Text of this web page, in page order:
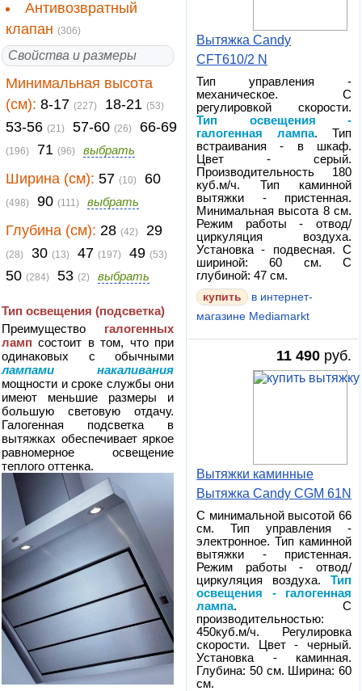
Антивозвратный
клапан (306)
Свойства и размеры
Минимальная высота
(см): 8-17 (227) 18-21 (53)
53-56 (21) 57-60 (26) 66-69
(196) 71 (96) выбрать
Ширина (см): 57 (10) 60
(498) 90 (111) выбрать
Глубина (см): 28 (42) 29
(28) 30 (13) 47 (197) 49 (53)
50 (284) 53 (2) выбрать
Тип освещения (подсветка)
Преимущество галогенных
ламп состоит в том, что при
одинаковых с обычными
лампами накаливания
мощности и сроке службы они
имеют меньшие размеры и
большую световую отдачу.
Галогенная подсветка в
вытяжках обеспечивает яркое
равномерное освещение
теплого оттенка.
Вытяжка Candy
CFT610/2 N
Тип управления -
механическое. С
регулировкой скорости.
Тип освещения -
галогенная лампа. Тип
встраивания - в шкаф.
Цвет - серый.
Производительность 180
куб.м/ч. Тип каминной
вытяжки - пристенная.
Минимальная высота 8 см.
Режим работы - отвод/
циркуляция воздуха.
Установка - подвесная. С
шириной: 60 см. С
глубиной: 47 см.
в интернет-
магазине Mediamarkt
11 490 руб.
Вытяжки каминные
Вытяжка Candy CGM 61N
С минимальной высотой 66
см. Тип управления -
электронное. Тип каминной
вытяжки - пристенная.
Режим работы - отвод/
циркуляция воздуха.Тип
освещения - галогенная
лампа. С
производительностью:
450куб.м/ч. Регулировка
скорости. Цвет - черный.
Установка - каминная.
Глубина: 50 см. Ширина: 60
см.